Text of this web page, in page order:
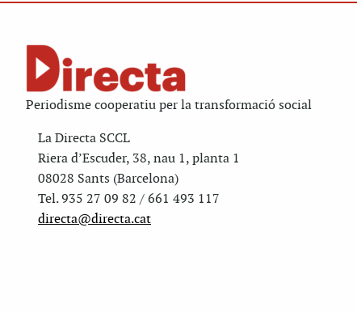
Periodisme cooperatiu per la transformació social
La Directa SCCL
Riera d’Escuder, 38, nau 1, planta 1
08028 Sants (Barcelona)
Tel. 935 27 09 82 / 661 493 117
directa@directa.cat